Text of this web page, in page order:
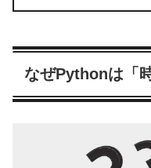
なぜPythonは「